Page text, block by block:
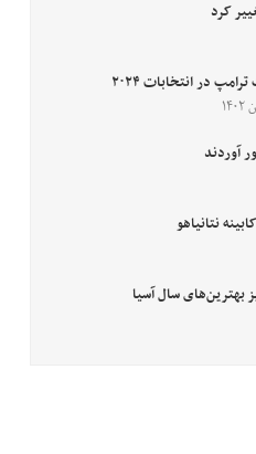
کرد
در انتخابات ۲۰۲۴
آوردند
نتانیاهو